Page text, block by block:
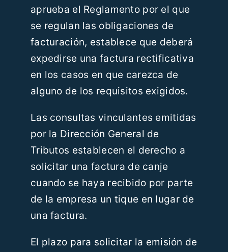
Recursos
Contáctanos
aprueba el Reglamento por el que
se regulan las obligaciones de
facturación, establece que deberá
expedirse una factura rectificativa
en los casos en que carezca de
alguno de los requisitos exigidos.
Las consultas vinculantes emitidas
por la Dirección General de
Tributos establecen el derecho a
solicitar una factura de canje
cuando se haya recibido por parte
de la empresa un tique en lugar de
una factura.
El plazo para solicitar la emisión de